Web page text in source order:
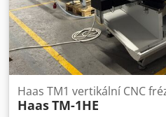
Haas TM1 vertikální CNC
HaasTM-1HE